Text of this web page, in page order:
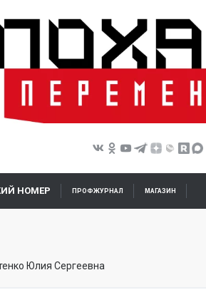
НОМЕР ПРОФЖУРНАЛ МАГАЗИН
Юлия Сергеевна